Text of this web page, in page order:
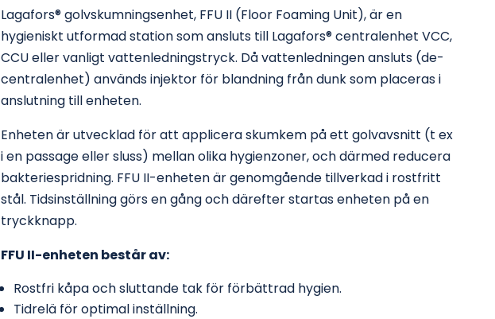
Lagafors® golvskumningsenhet, FFU II (Floor Foaming Unit), är en
hygieniskt utformad station som ansluts till Lagafors® centralenhet VCC,
CCU eller vanligt vattenledningstryck. Då vattenledningen ansluts (de-
centralenhet) används injektor för blandning från dunk som placeras i
anslutning till enheten.
Enheten är utvecklad för att applicera skumkem på ett golvavsnitt (t ex
i en passage eller sluss) mellan olika hygienzoner, och därmed reducera
bakteriespridning. FFU II-enheten är genomgående tillverkad i rostfritt
stål. Tidsinställning görs en gång och därefter startas enheten på en
tryckknapp.
FFU II-enheten består av:
Rostfri kåpa och sluttande tak för förbättrad hygien.
Tidrelä för optimal inställning.